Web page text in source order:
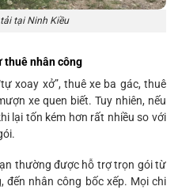
tại Ninh Kiều
thuê nhân công
xoay xở”, thuê xe ba gác, thuê
xe quen biết. Tuy nhiên, nếu
lại tốn kém hơn rất nhiều so với
thường được hỗ trợ trọn gói từ
đến nhân công bốc xếp. Mọi chi